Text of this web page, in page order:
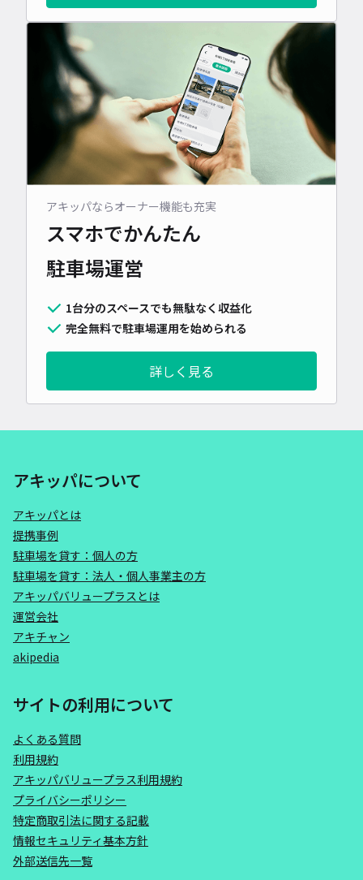
アキッパならオーナー機能も充実
スマホでかんたん
駐車場運営
1台分のスペースでも無駄なく収益化
完全無料で駐車場運用を始められる
詳しく見る
アキッパについて
アキッパとは
提携事例
駐車場を貸す：個人の方
駐車場を貸す：法人・個人事業主の方
アキッパバリュープラスとは
運営会社
アキチャン
akipedia
サイトの利用について
よくある質問
利用規約
アキッパバリュープラス利用規約
プライバシーポリシー
特定商取引法に関する記載
情報セキュリティ基本方針
外部送信先一覧